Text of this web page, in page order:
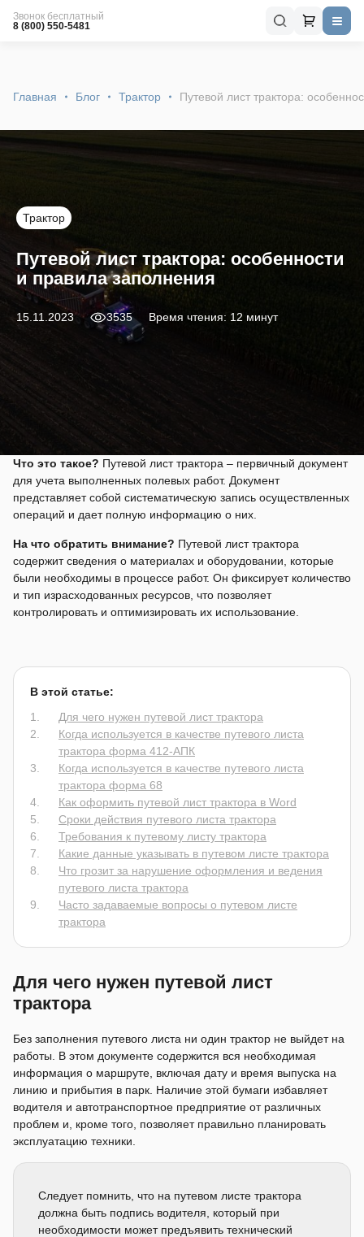
Звонок бесплатный
8 (800) 550-5481
Главная Блог Трактор Путевой лист трактора:
Трактор
Путевой лист трактора: особенности
и правила заполнения
15.11.2023 3535 Время чтения: 12 минут
Что это такое? Путевой лист трактора – первичный документ
для учета выполненных полевых работ. Документ
представляет собой систематическую запись осуществленных
операций и дает полную информацию о них.
На что обратить внимание? Путевой лист трактора
содержит сведения о материалах и оборудовании, которые
были необходимы в процессе работ. Он фиксирует количество
и тип израсходованных ресурсов, что позволяет
контролировать и оптимизировать их использование.
В этой статье:
Для чего нужен путевой лист трактора
Когда используется в качестве путевого листа
трактора форма 412-АПК
Когда используется в качестве путевого листа
трактора форма 68
Как оформить путевой лист трактора в Word
Сроки действия путевого листа трактора
Требования к путевому листу трактора
Какие данные указывать в путевом листе трактора
Что грозит за нарушение оформления и ведения
путевого листа трактора
Часто задаваемые вопросы о путевом листе
трактора
Для чего нужен путевой лист
трактора
Без заполнения путевого листа ни один трактор не выйдет на
работы. В этом документе содержится вся необходимая
информация о маршруте, включая дату и время выпуска на
линию и прибытия в парк. Наличие этой бумаги избавляет
водителя и автотранспортное предприятие от различных
проблем и, кроме того, позволяет правильно планировать
эксплуатацию техники.
Следует помнить, что на путевом листе трактора
должна быть подпись водителя, который при
необходимости может предъявить технический